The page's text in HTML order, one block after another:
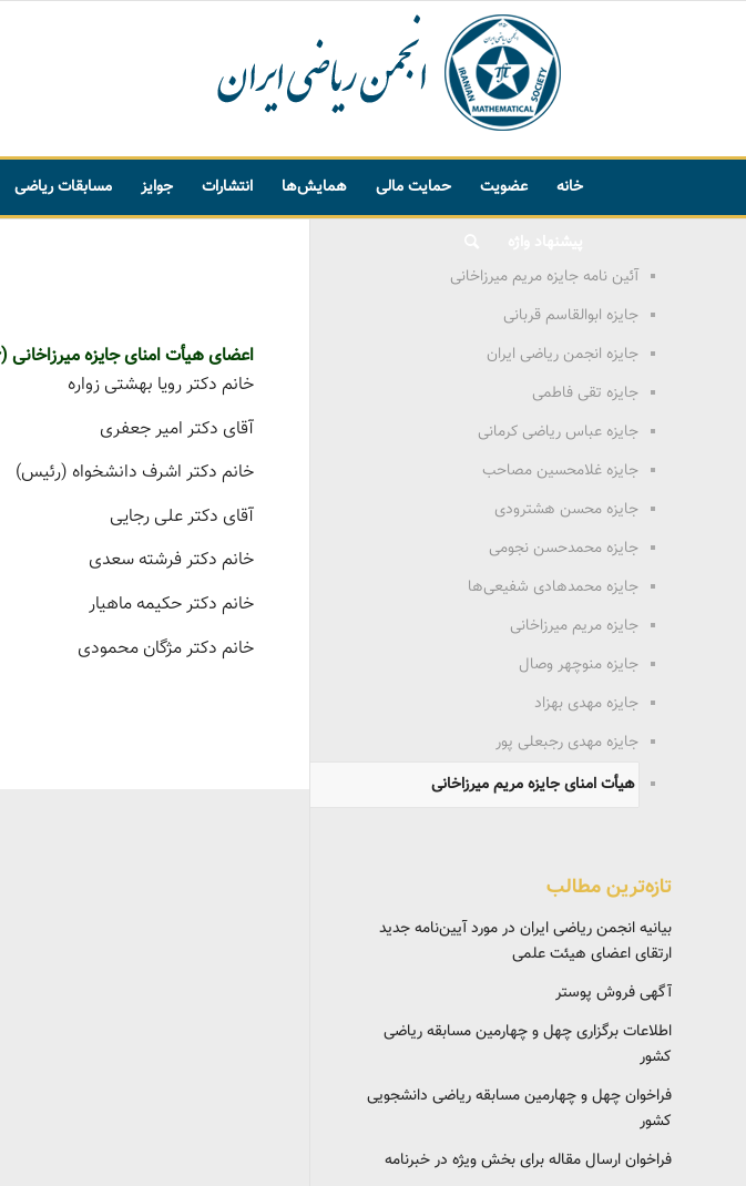
خانه عضویت حمایت مالی همایش‌ها انتشارات جوایز مسابقات ریاضی
اعضای هیأت امنای جایزه میرزاخانی (1406-1403)
خانم دکتر رویا بهشتی زواره
آقای دکتر امیر جعفری
خانم دکتر اشرف دانشخواه (رئیس)
آقای دکتر علی رجایی
خانم دکتر فرشته سعدی
خانم دکتر حکیمه ماهیار
خانم دکتر مژگان محمودی
آئین نامه جایزه مریم میرزاخانی
جایزه ابوالقاسم قربانی
جایزه انجمن ریاضی ایران
جایزه تقی فاطمی
جایزه عباس ریاضی کرمانی
جایزه غلامحسین مصاحب
جایزه محسن هشترودی
جایزه محمدحسن نجومی
جایزه محمدهادی شفیعی‌ها
جایزه مریم میرزاخانی
جایزه منوچهر وصال
جایزه مهدی بهزاد
جایزه مهدی رجبعلی پور
هیأت امنای جایزه مریم میرزاخانی
تازه‌ترین مطالب
بیانیه انجمن ریاضی ایران در مورد آیین‌نامه جدید
ارتقای اعضای هیئت علمی
آگهی فروش پوستر
اطلاعات برگزاری چهل و چهارمین مسابقه ریاضی
کشور
فراخوان چهل و چهارمین مسابقه ریاضی دانشجویی
کشور‎‎
فراخوان ارسال مقاله برای بخش ویژه در خبرنامه